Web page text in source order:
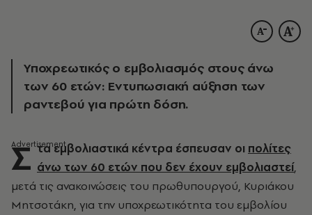
Υποχρεωτικός ο εμβολιασμός στους άνω
των 60 ετών: Εντυπωσιακή αύξηση των
ραντεβού για πρώτη δόση.
Σ τα εμβολιαστικά κέντρα έσπευσαν οι πολίτες
άνω των 60 ετών που δεν έχουν εμβολιαστεί,
μετά τις ανακοινώσεις του πρωθυπουργού, Κυριάκου
Μητσοτάκη, για την υποχρεωτικότητα του εμβολίου